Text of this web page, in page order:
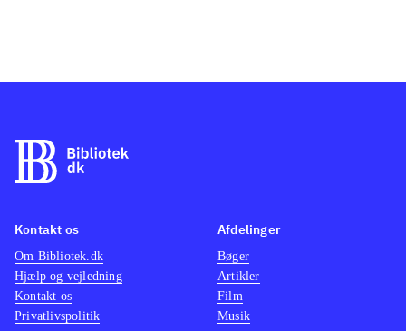
Kontakt os
Om Bibliotek.dk
Hjælp og vejledning
Kontakt os
Privatlivspolitik
Afdelinger
Bøger
Artikler
Film
Musik